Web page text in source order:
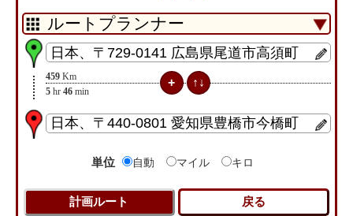
459 Km
5 hr 46 min
単位 自動 マイル キロ